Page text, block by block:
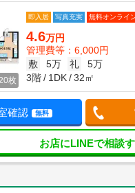
枚
即入居 写真充実 無料オンライ
4.6万円
管理費等：6,000円
敷
5万 礼
5万
3階
1DK 32㎡
確認 無料
お店にLINEで相談